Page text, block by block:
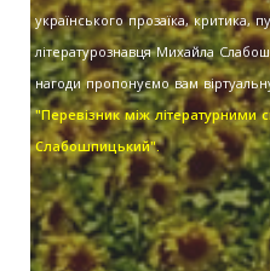
українського прозаїка, критика,
літературознавця Михайла
нагоди пропонуємо вам
"Перевізник між літературними
Слабошпицький".